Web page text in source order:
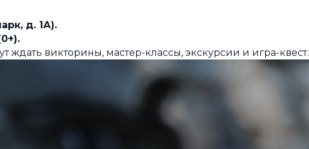
д. 1А).
ждать викторины, мастер-классы, экскурсии и игра-квест.